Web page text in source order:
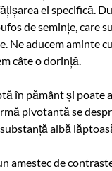
ei specifică.
de semințe, care
Ne aducem aminte
câte o dorință.
în pământ și poate
pivotantă se
albă
amestec de